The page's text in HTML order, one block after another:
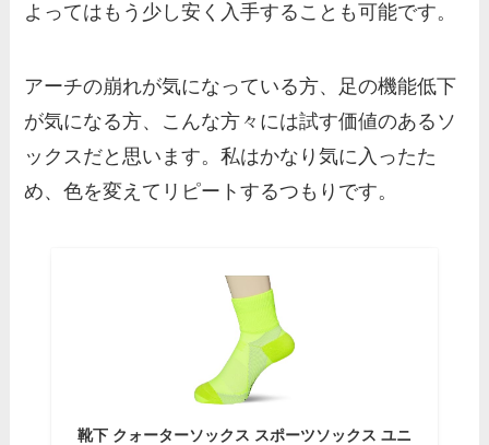
よってはもう少し安く入手することも可能です。
アーチの崩れが気になっている方、足の機能低下
が気になる方、こんな方々には試す価値のあるソ
ックスだと思います。私はかなり気に入ったた
め、色を変えてリピートするつもりです。
靴下 クォーターソックス スポーツソックス ユニ